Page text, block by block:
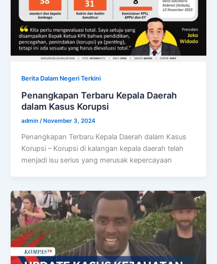
Berita Dalam Negeri Terkini
Penangkapan Terbaru Kepala Daerah
dalam Kasus Korupsi
admin/ November 3, 2024
Penangkapan Terbaru Kepala Daerah dalam Kasus
Korupsi – Korupsi di kalangan kepala daerah telah
menjadi isu serius yang merusak kepercayaan